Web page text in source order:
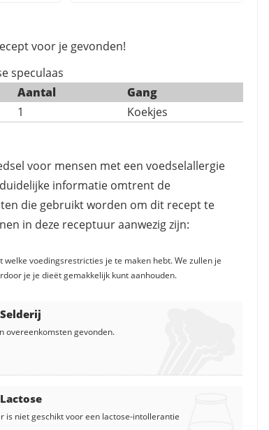
voor je gevonden!
speculaas
Aantal
Gang
1
Koekjes
voor mensen met een voedselallergie
informatie omtrent de
die gebruikt worden om dit recept te
in deze receptuur aanwezig zijn:
voedingsrestricties je te maken hebt. We zullen je
je je dieët gemakkelijk kunt aanhouden.
Selderij
overeenkomsten gevonden.
Lactose
is niet geschikt voor een lactose-intollerantie